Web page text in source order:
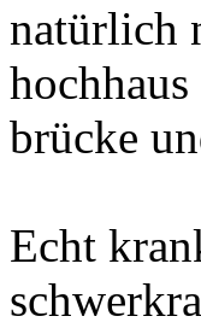
natürlich
brücke
Echt